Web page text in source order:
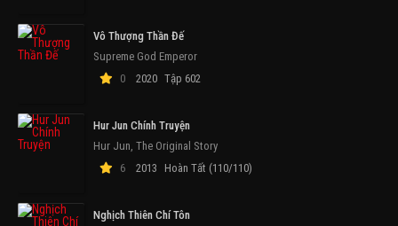
Vô Thượng Thần Đế
Supreme God Emperor
0
2020 Tập 602
Hur Jun Chính Truyện
Hur Jun, The Original Story
6
2013 Hoàn Tất (110/110)
Nghịch Thiên Chí Tôn